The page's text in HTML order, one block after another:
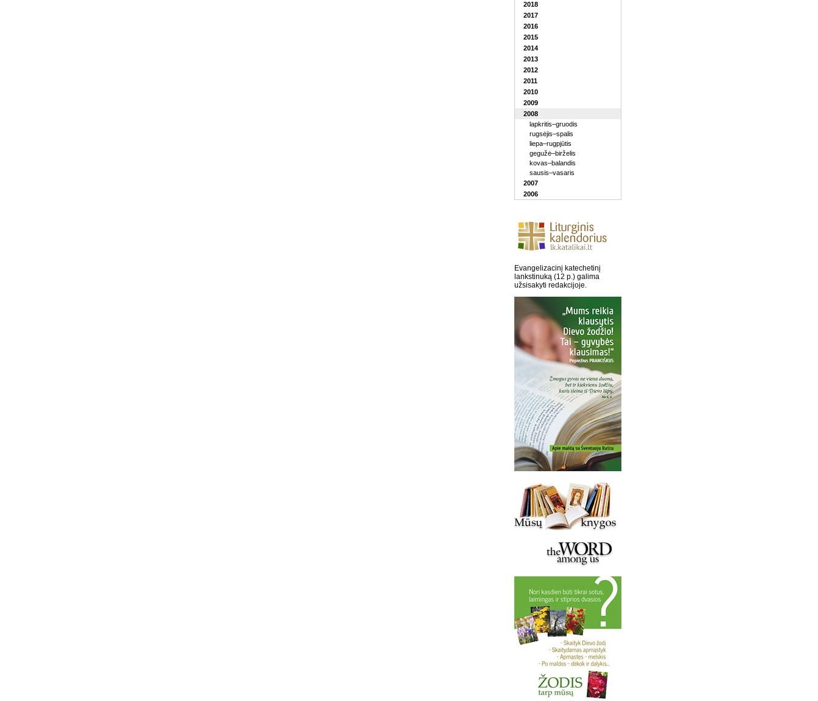
2018
2017
2016
2015
2014
2013
2012
2011
2010
2009
2008
lapkritis–gruodis
rugsėjis–spalis
liepa–rugpjūtis
gegužė–birželis
kovas–balandis
sausis–vasaris
2007
2006
Evangelizacinį katechetinį
lankstinuką (12 p.) galima
užsisakyti redakcijoje.